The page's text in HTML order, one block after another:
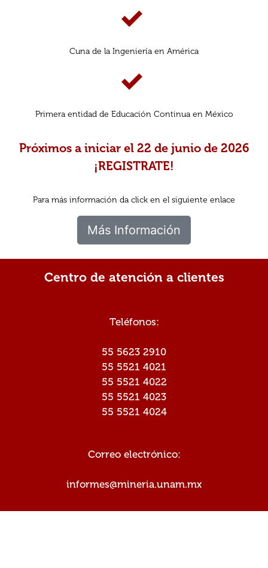
Cuna de la Ingeniería en América
Primera entidad de Educación Continua en México
Próximos a iniciar el 22 de junio de 2026
¡REGISTRATE!
Para más información da click en el siguiente enlace
Más Información
Centro de atención a clientes
Teléfonos:
55 5623 2910
55 5521 4021
55 5521 4022
55 5521 4023
55 5521 4024
Correo electrónico:
informes@mineria.unam.mx